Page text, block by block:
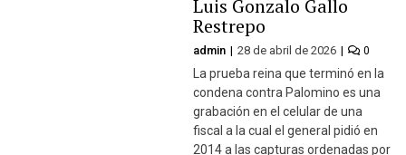
Luis Gonzalo Gallo
Restrepo
admin 28 de abril de 2026 0
La prueba reina que terminó en la
condena contra Palomino es una
grabación en el celular de una
fiscal a la cual el general pidió en
2014 a las capturas ordenadas por